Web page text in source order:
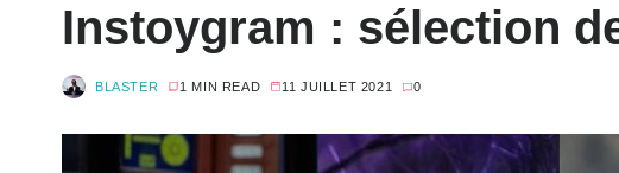
Instoygram : sélection
BLASTER 1 MIN READ 11 JUILLET 2021 0